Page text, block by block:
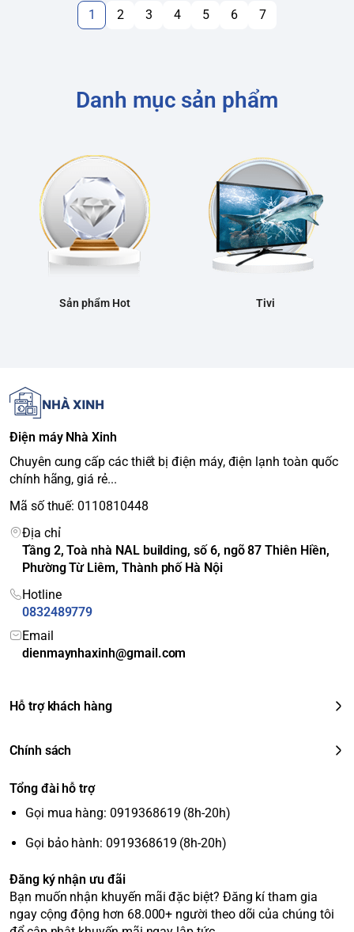
1 2 3 4 5 6 7
Danh mục sản phẩm
Sản phẩm Hot Tivi
Điện máy Nhà Xinh
Chuyên cung cấp các thiết bị điện máy, điện lạnh toàn quốc
chính hãng, giá rẻ...
Mã số thuế: 0110810448
Địa chỉ
Tầng 2, Toà nhà NAL building, số 6, ngõ 87 Thiên Hiền,
Phường Từ Liêm, Thành phố Hà Nội
Hotline
0832489779
Email
dienmaynhaxinh@gmail.com
Hỗ trợ khách hàng
Chính sách
Tổng đài hỗ trợ
Gọi mua hàng: 0919368619 (8h-20h)
Gọi bảo hành: 0919368619 (8h-20h)
Đăng ký nhận ưu đãi
Bạn muốn nhận khuyến mãi đặc biệt? Đăng kí tham gia
ngay cộng động hơn 68.000+ người theo dõi của chúng tôi